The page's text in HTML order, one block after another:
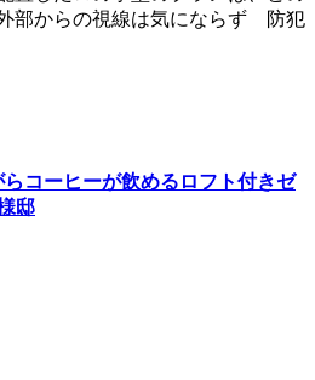
部からの視線は気にならず 防犯
コーヒーが飲めるロフト付きゼ
邸